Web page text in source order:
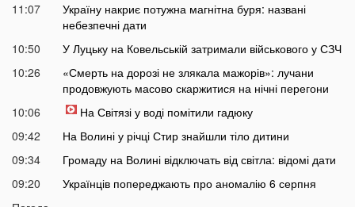
11:07
Україну накриє потужна магнітна буря: названі
небезпечні дати
10:50
У Луцьку на Ковельській затримали військового у СЗЧ
10:26
«Смерть на дорозі не злякала мажорів»: лучани
продовжують масово скаржитися на нічні перегони
10:06
На Світязі у воді помітили гадюку
09:42
На Волині у річці Стир знайшли тіло дитини
09:34
Громаду на Волині відключать від світла: відомі дати
09:20
Українців попереджають про аномалію 6 серпня